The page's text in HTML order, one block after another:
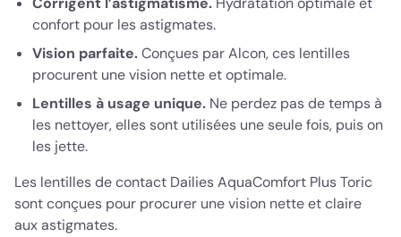
confort pour les astigmates.
Vision parfaite.Conçues par Alcon, ces lentilles
procurent une vision nette et optimale.
Lentilles à usage unique. Ne perdez pas de temps à
les nettoyer, elles sont utilisées une seule fois, puis on
les jette.
Les lentilles de contact Dailies AquaComfort Plus Toric
sont conçues pour procurer une vision nette et claire
aux astigmates.